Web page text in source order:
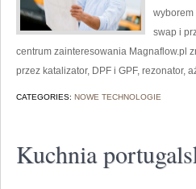
wyborem
swap i
centrum zainteresowania Magnaflow.pl
przez katalizator, DPF i GPF, rezonator,
CATEGORIES: NOWE TECHNOLOGIE
Kuchnia